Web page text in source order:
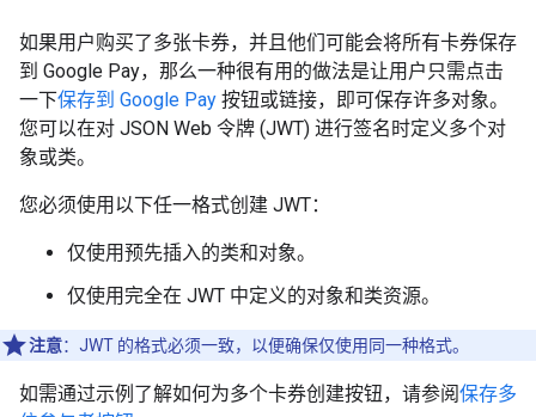
如果用户购买了多张卡券，并且他们可能会将所有卡券保存
到 Google Pay，那么一种很有用的做法是让用户只需点击
一下保存到 Google Pay 按钮或链接，即可保存许多对象。
您可以在对 JSON Web 令牌 (JWT) 进行签名时定义多个对
象或类。
您必须使用以下任一格式创建 JWT：
仅使用预先插入的类和对象。
仅使用完全在 JWT 中定义的对象和类资源。
注意：JWT 的格式必须一致，以便确保仅使用同一种格式。
如需通过示例了解如何为多个卡券创建按钮，请参阅保存多